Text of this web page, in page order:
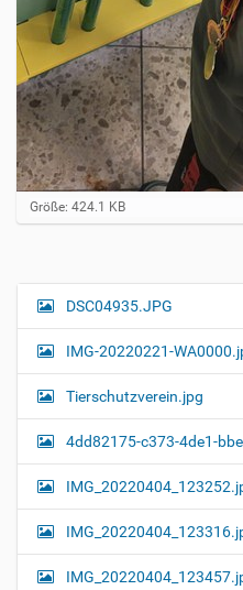
Z
e
e
i
l
r
Größe: 424.1 KB
N
i
g
a
t
i
o
n
DSC04935.JPG
IMG-20220221-
Tierschutzverein.jpg
4dd82175-c373-4de1-